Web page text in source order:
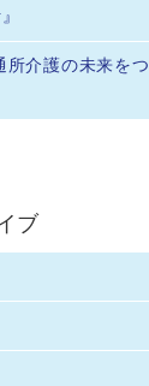
所介護の未来を
ブ